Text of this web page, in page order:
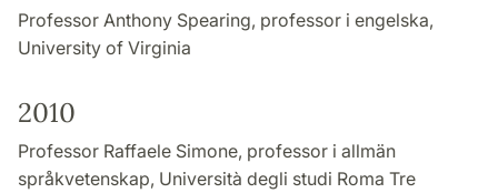
Professor Anthony Spearing, professor i engelska,
University of Virginia
2010
Professor Raffaele Simone, professor i allmän
språkvetenskap, Università degli studi Roma Tre